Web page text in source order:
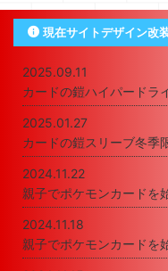
現在サイトデザイン改
2025.09.11
カードの鎧ハイパードラ
2025.01.27
カードの鎧スリーブ冬季
2024.11.22
親子でポケモンカード
2024.11.18
親子でポケモンカード